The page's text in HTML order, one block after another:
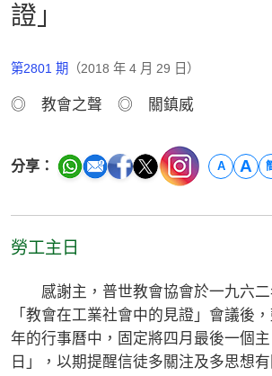
證」
第2801 期 （2018 年 4 月 29 日）
◎ 教會之聲 ◎ 關鎮威
分享： A A
勞工主日
感謝主，普世教會協會於一九六二
「教會在工業社會中的見證」會議後
年的行事曆中，固定將四月最後一個
日」，以期提醒信徒多關注及多思想